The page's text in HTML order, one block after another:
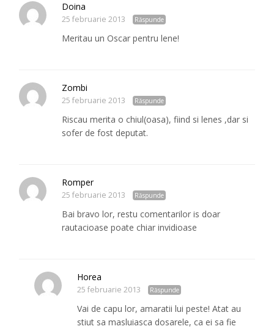
Doina
25 februarie 2013 Răspunde
Meritau un Oscar pentru lene!
Zombi
25 februarie 2013 Răspunde
Riscau merita o chiul(oasa), fiind si lenes ,dar si
sofer de fost deputat.
Romper
25 februarie 2013 Răspunde
Bai bravo lor, restu comentarilor is doar
rautacioase poate chiar invidioase
Horea
25 februarie 2013 Răspunde
Vai de capu lor, amaratii lui peste! Atat au
stiut sa masluiasca dosarele, ca ei sa fie